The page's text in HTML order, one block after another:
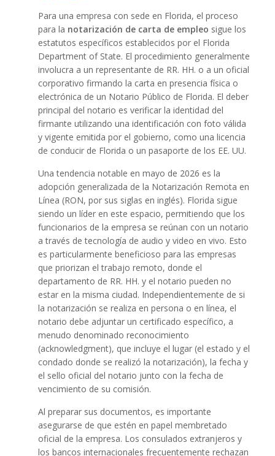
Para una empresa con sede en Florida, el proceso
para la notarización de carta de empleo sigue los
estatutos específicos establecidos por el Florida
Department of State. El procedimiento generalmente
involucra a un representante de RR. HH. o a un oficial
corporativo firmando la carta en presencia física o
electrónica de un Notario Público de Florida. El deber
principal del notario es verificar la identidad del
firmante utilizando una identificación con foto válida
y vigente emitida por el gobierno, como una licencia
de conducir de Florida o un pasaporte de los EE. UU.
Una tendencia notable en mayo de 2026 es la
adopción generalizada de la Notarización Remota en
Línea (RON, por sus siglas en inglés). Florida sigue
siendo un líder en este espacio, permitiendo que los
funcionarios de la empresa se reúnan con un notario
a través de tecnología de audio y video en vivo. Esto
es particularmente beneficioso para las empresas
que priorizan el trabajo remoto, donde el
departamento de RR. HH. y el notario pueden no
estar en la misma ciudad. Independientemente de si
la notarización se realiza en persona o en línea, el
notario debe adjuntar un certificado específico, a
menudo denominado reconocimiento
(acknowledgment), que incluye el lugar (el estado y el
condado donde se realizó la notarización), la fecha y
el sello oficial del notario junto con la fecha de
vencimiento de su comisión.
Al preparar sus documentos, es importante
asegurarse de que estén en papel membretado
oficial de la empresa. Los consulados extranjeros y
los bancos internacionales frecuentemente rechazan